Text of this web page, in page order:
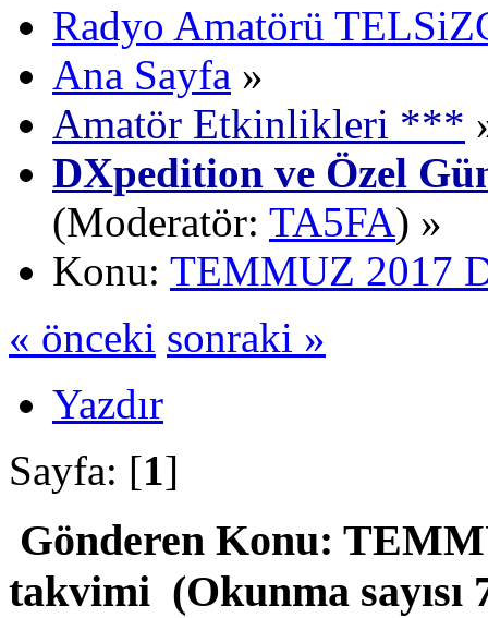
Radyo Amatörü
Ana Sayfa »
Amatör Etkinlikleri ***
DXpedition ve Özel
(Moderatör: TA5FA) »
Konu: TEMMUZ 2017
« önceki sonraki »
Yazdır
Sayfa: [1]
Gönderen Konu:
takvimi (Okunma sayısı